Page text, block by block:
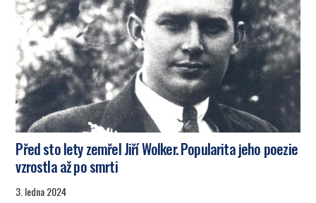
Před sto lety zemřel Jiří Wolker. Popularita jeho poezie
vzrostla až po smrti
3. ledna 2024